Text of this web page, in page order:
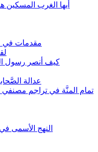
أيها الغرب المسكين
مقدمات في
كيف أنصر رسول
عدالة
تمام المنَّة في تراجم مصنفي
النهج الأسمى